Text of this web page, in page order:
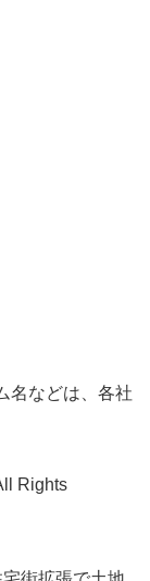
名などは、各社
Rights